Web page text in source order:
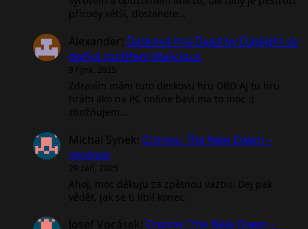
přírody větší, dostanete…
Alexander: Desková hra Dead by Daylight se
dočká rozšíření Malicious
9 října, 2025
Zdravím mám tuto deskovu hru DBD Aj tu hru
hrám ako na PC online baví ma to moc :)
zbožňujem…
Michal Synek: Cronos: The New Dawn –
recenze
29 září, 2025
Ahoj, moc děkuju za zpětnou vazbu. Dej pak
vědět, jak se ti líbil konec.
Josef Vocásek: Cronos: The New Dawn –